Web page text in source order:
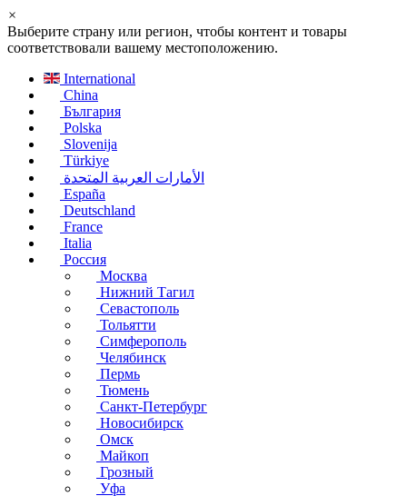
×
Выберите страну или регион, чтобы контент и товары
соответствовали вашему местоположению.
International
China
България
Polska
Slovenija
Türkiye
الأمارات العربية المتحدة
España
Deutschland
France
Italia
Россия
Москва
Нижний Тагил
Севастополь
Тольятти
Симферополь
Челябинск
Пермь
Тюмень
Санкт-Петербург
Новосибирск
Омск
Майкоп
Грозный
Уфа